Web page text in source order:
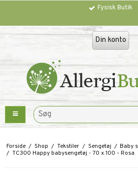
Fysisk Butik
Trustpilot
Din konto
Forside / Shop / Tekstiler / Sengetøj / Baby
/ TC300 Happy babysengetøj - 70 x 100 - Rosa